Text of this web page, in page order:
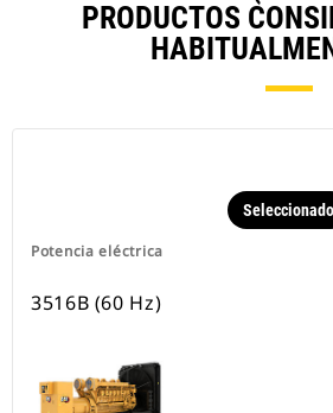
PRODUCTOS
Potencia eléctrica
Seleccionado
3516B (60 Hz)